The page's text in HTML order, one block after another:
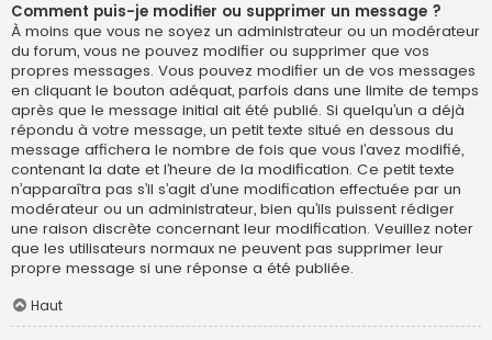
Comment puis-je modifier ou supprimer un message ?
À moins que vous ne soyez un administrateur ou un modérateur
du forum, vous ne pouvez modifier ou supprimer que vos
propres messages. Vous pouvez modifier un de vos messages
en cliquant le bouton adéquat, parfois dans une limite de temps
après que le message initial ait été publié. Si quelqu’un a déjà
répondu à votre message, un petit texte situé en dessous du
message affichera le nombre de fois que vous l’avez modifié,
contenant la date et l’heure de la modification. Ce petit texte
n’apparaîtra pas s’il s’agit d’une modification effectuée par un
modérateur ou un administrateur, bien qu’ils puissent rédiger
une raison discrète concernant leur modification. Veuillez noter
que les utilisateurs normaux ne peuvent pas supprimer leur
propre message si une réponse a été publiée.
Haut